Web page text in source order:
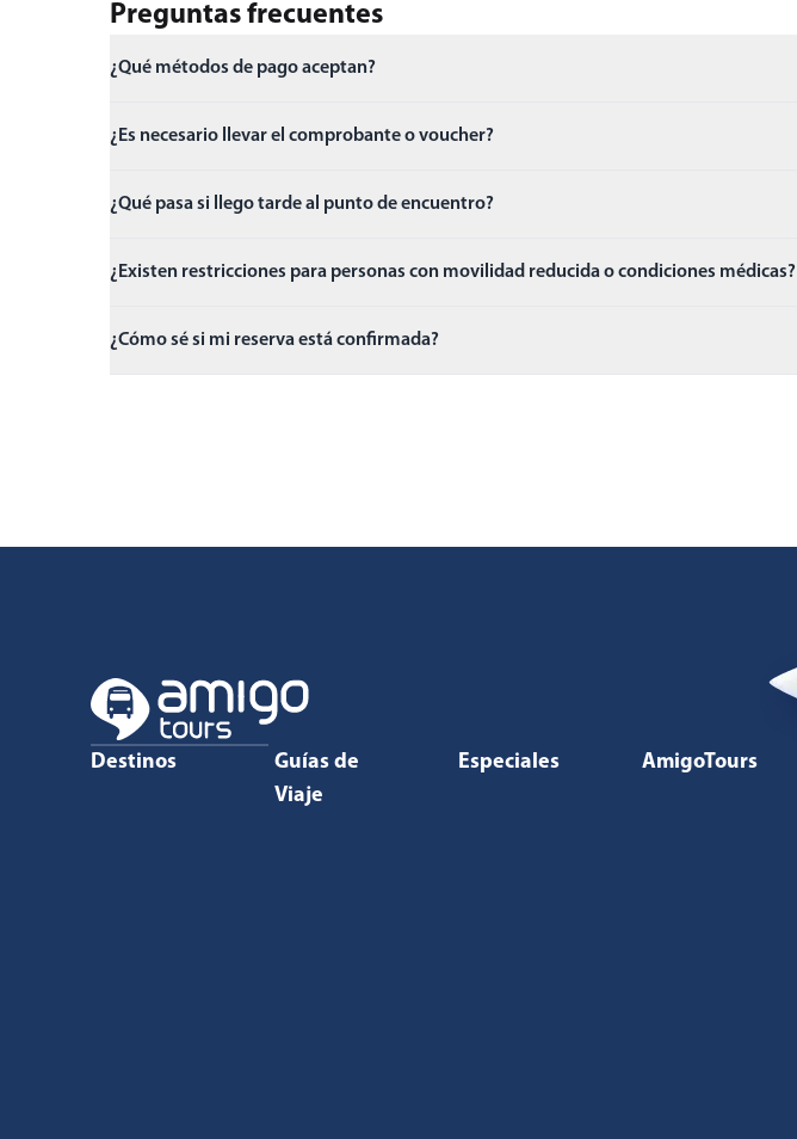
Preguntas frecuentes
¿Qué métodos de pago aceptan?
¿Es necesario llevar el comprobante o voucher?
¿Qué pasa si llego tarde al punto de encuentro?
¿Existen restricciones para personas con movilidad reducida o condiciones médicas?
¿Cómo sé si mi reserva está confirmada?
Destinos
Guías de
Viaje
Especiales AmigoTours